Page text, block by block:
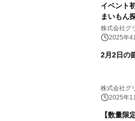
イベント
まいもん
津 × マル
株式会社グ
2025年4
2月2日の
株式会社グ
2025年1
【数量限